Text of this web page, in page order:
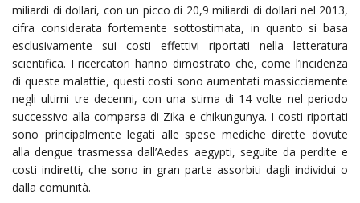
miliardi di dollari, con un picco di 20,9 miliardi di dollari nel 2013,
cifra considerata fortemente sottostimata, in quanto si basa
esclusivamente sui costi effettivi riportati nella letteratura
scientifica. I ricercatori hanno dimostrato che, come l’incidenza
di queste malattie, questi costi sono aumentati massicciamente
negli ultimi tre decenni, con una stima di 14 volte nel periodo
successivo alla comparsa di Zika e chikungunya. I costi riportati
sono principalmente legati alle spese mediche dirette dovute
alla dengue trasmessa dall’Aedes aegypti, seguite da perdite e
costi indiretti, che sono in gran parte assorbiti dagli individui o
dalla comunità.